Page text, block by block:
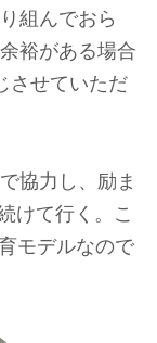
組んでおら
裕がある場合
させていただ
協力し、励ま
けて行く。こ
モデルなので